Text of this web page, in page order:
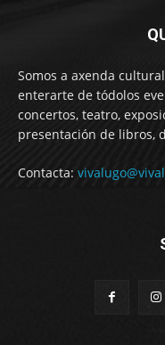
Somos a axenda
enterarte de tódolos
concertos, teatro,
presentación de libros,
Contacta: